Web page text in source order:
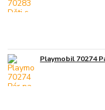
Playmobil 70274